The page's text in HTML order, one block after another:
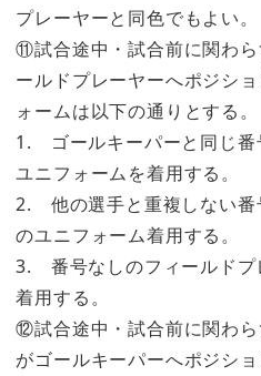
プレーヤーと同色でもよい。
⑪試合途中・試合前に関わ
ールドプレーヤーへポジシ
ォームは以下の通りとする。
1. ゴールキーパーと同じ番
ユニフォームを着用する。
2. 他の選手と重複しない番
のユニフォーム着用する。
3. 番号なしのフィールドプ
着用する。
⑫試合途中・試合前に関わ
がゴールキーパーへポジシ